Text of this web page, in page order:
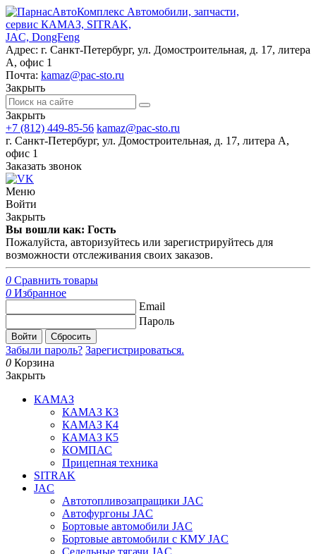
Автомобили, запчасти,
сервис КАМАЗ, SITRAK,
JAC, DongFeng
Адрес: г. Санкт-Петербург, ул. Домостроительная, д. 17, литера
А, офис 1
Почта: kamaz@pac-sto.ru
Закрыть
Закрыть
+7 (812) 449-85-56 kamaz@pac-sto.ru
г. Санкт-Петербург, ул. Домостроительная, д. 17, литера А,
офис 1
Заказать звонок
Меню
Войти
Закрыть
Вы вошли как: Гость
Пожалуйста, авторизуйтесь или зарегистрируйтесь для
возможности отслеживания своих заказов.
0 Сравнить товары
0 Избранное
Email
Пароль
Войти Сбросить
Забыли пароль? Зарегистрироваться.
0 Корзина
Закрыть
КАМАЗ
КАМАЗ К3
КАМАЗ К4
КАМАЗ К5
КОМПАС
Прицепная техника
SITRAK
JAC
Автотопливозапращики JAC
Автофургоны JAC
Бортовые автомобили JAC
Бортовые автомобили с КМУ JAC
Седельные тягачи JAC